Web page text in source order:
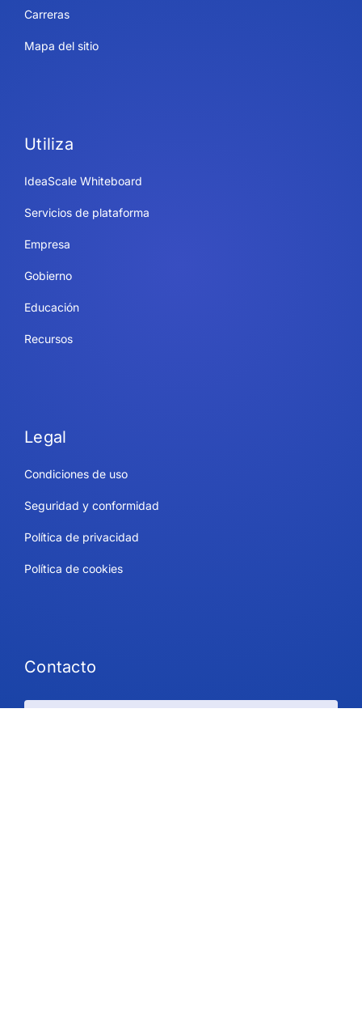
Carreras
Mapa del sitio
Utiliza
IdeaScale Whiteboard
Servicios de plataforma
Empresa
Gobierno
Educación
Recursos
Legal
Condiciones de uso
Seguridad y conformidad
Política de privacidad
Política de cookies
Contacto